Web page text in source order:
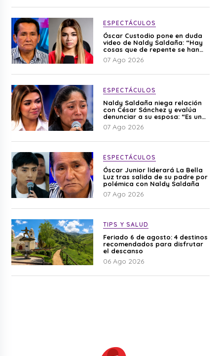
ESPECTÁCULOS
Óscar Custodio pone en duda
video de Naldy Saldaña: “Hay
cosas que de repente se han
editado”
07 Ago 2026
ESPECTÁCULOS
Naldy Saldaña niega relación
con César Sánchez y evalúa
denunciar a su esposa: “Es una
difamación”
07 Ago 2026
ESPECTÁCULOS
Óscar Junior liderará La Bella
Luz tras salida de su padre por
polémica con Naldy Saldaña
07 Ago 2026
TIPS Y SALUD
Feriado 6 de agosto: 4 destinos
recomendados para disfrutar
el descanso
06 Ago 2026